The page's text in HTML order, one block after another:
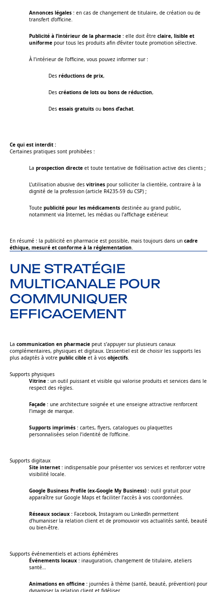
Annonces légales : en cas de changement de titulaire, de création ou de
transfert d’officine.
Publicité à l’intérieur de la pharmacie : elle doit être claire, lisible et
uniforme pour tous les produits afin d’éviter toute promotion sélective.
À l’intérieur de l’officine, vous pouvez informer sur :
Des réductions de prix,
Des créations de lots ou bons de réduction,
Des essais gratuits ou bons d’achat
Ce qui est interdit :
Certaines pratiques sont prohibées :
La prospection directe et toute tentative de fidélisation active des clients ;
L’utilisation abusive des vitrines pour solliciter la clientèle, contraire à la
dignité de la profession (article R4235-59 du CSP) ;
Toute publicité pour les médicaments destinée au grand public,
notamment via Internet, les médias ou l’affichage extérieur.
En résumé : la publicité en pharmacie est possible, mais toujours dans un cadre
éthique, mesuré et conforme à la réglementation
UNE STRATÉGIE
MULTICANALE POUR
COMMUNIQUER
EFFICACEMENT
La communication en pharmacie peut s’appuyer sur plusieurs canaux
complémentaires, physiques et digitaux. L’essentiel est de choisir les supports les
plus adaptés à votre public cible et à vos objectifs
Supports physiques
Vitrine : un outil puissant et visible qui valorise produits et services dans le
respect des règles.
Façade : une architecture soignée et une enseigne attractive renforcent
l’image de marque.
Supports imprimés : cartes, flyers, catalogues ou plaquettes
personnalisées selon l’identité de l’officine.
Supports digitaux
Site internet : indispensable pour présenter vos services et renforcer votre
visibilité locale.
Google Business Profile (ex-Google My Business) : outil gratuit pour
apparaître sur Google Maps et faciliter l’accès à vos coordonnées.
Réseaux sociaux : Facebook, Instagram ou LinkedIn permettent
d’humaniser la relation client et de promouvoir vos actualités santé, beauté
ou bien-être.
Supports événementiels et actions éphémères
Événements locaux : inauguration, changement de titulaire, ateliers
santé…
Animations en officine : journées à thème (santé, beauté, prévention) pour
dynamiser la relation client et fidéliser.